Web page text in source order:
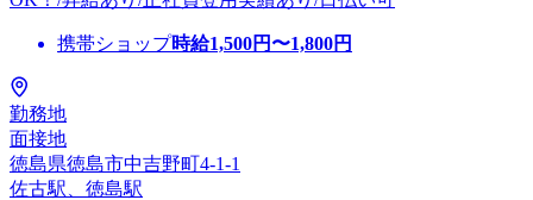
携帯ショップ時給1,500円〜1,800円
勤務地
面接地
徳島県徳島市中吉野町4-1-1
佐古駅、徳島駅